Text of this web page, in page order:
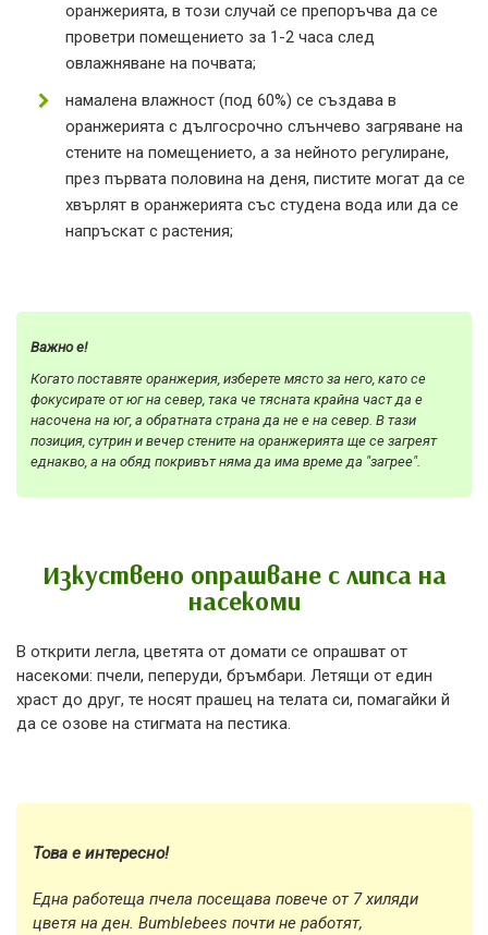
оранжерията, в този случай се препоръчва да се
проветри помещението за 1-2 часа след
овлажняване на почвата;
намалена влажност (под 60%) се създава в
оранжерията с дългосрочно слънчево загряване на
стените на помещението, а за нейното регулиране,
през първата половина на деня, пистите могат да се
хвърлят в оранжерията със студена вода или да се
напръскат с растения;
Важно е!
Когато поставяте оранжерия, изберете място за него, като се
фокусирате от юг на север, така че тясната крайна част да е
насочена на юг, а обратната страна да не е на север. В тази
позиция, сутрин и вечер стените на оранжерията ще се загреят
еднакво, а на обяд покривът няма да има време да "загрее".
Изкуствено опрашване с липса на
насекоми
В открити легла, цветята от домати се опрашват от
насекоми: пчели, пеперуди, бръмбари. Летящи от един
храст до друг, те носят прашец на телата си, помагайки й
да се озове на стигмата на пестика.
Това е интересно!
Една работеща пчела посещава повече от 7 хиляди
цветя на ден. Bumblebees почти не работят,